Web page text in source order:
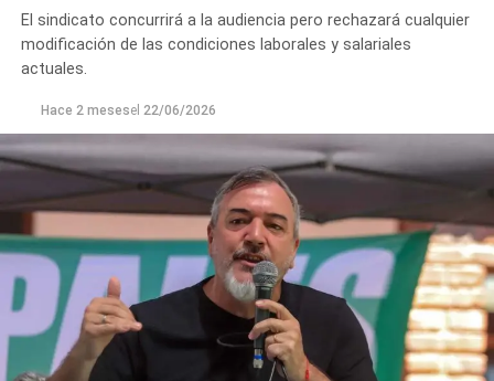
El sindicato concurrirá a la audiencia pero rechazará cualquier
modificación de las condiciones laborales y salariales
actuales.
Hace 2 mesesel 22/06/2026